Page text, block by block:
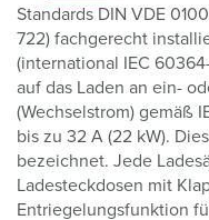
Standards DIN VDE
722) fachgerecht
(international IEC
auf das Laden an ein-
(Wechselstrom) gemäß
bis zu 32 A (22 kW).
bezeichnet. Jede
Ladesteckdosen mit
Entriegelungsfunktion